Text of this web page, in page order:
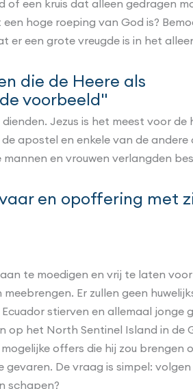
een kruis dat alleen gedragen
hoge roeping van God is?
er een grote vreugde is in het
die de Heere als
voorbeeld"
Jezus is het meest voor de
apostel en enkele van de
en vrouwen verlangden
en opoffering met
te moedigen en vrij te laten
Er zullen geen
stierven en allemaal jonge
op het North Sentinel Island in de
offers die hij zou brengen
De vraag is simpel:
schapen?